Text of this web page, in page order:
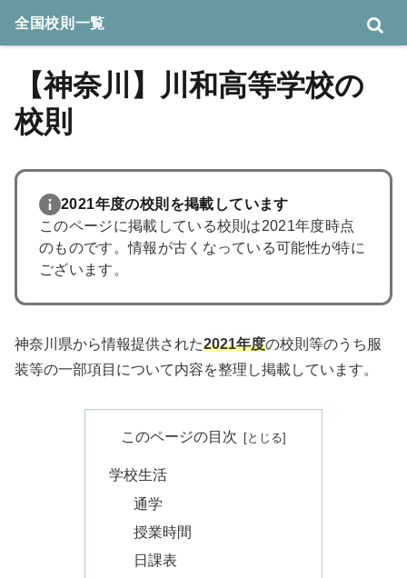
【神奈川】川和高等学校の
校則
2021年度の校則を掲載しています
このページに掲載している校則は2021年度時点
のものです。情報が古くなっている可能性が特に
ございます。
神奈川県から情報提供された2021年度の校則等のうち服
装等の一部項目について内容を整理し掲載しています。
このページの目次
学校生活
通学
授業時間
⽇課表
全国校則一覧